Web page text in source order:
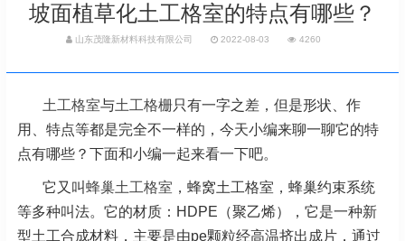
坡面植草化土工格室的特点有哪些？
山东茂隆新材料科技有限公司 2022-08-03 4260
土工格室与土工格栅只有一字之差，但是形状、作
用、特点等都是完全不一样的，今天小编来聊一聊它的特
点有哪些？下面和小编一起来看一下吧。
它又叫蜂巢土工格室 ，蜂窝土工格室，蜂巢约束系统
等多种叫法。它的材质：HDPE（聚乙烯），它是一种新
型土工合成材料，主要是由pe颗粒经高温挤出成片，通过